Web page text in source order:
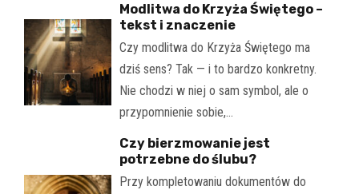
Modlitwa do Krzyża Świętego –
tekst i znaczenie
Czy modlitwa do Krzyża Świętego ma
dziś sens? Tak — i to bardzo konkretny.
Nie chodzi w niej o sam symbol, ale o
przypomnienie sobie,…
Czy bierzmowanie jest
potrzebne do ślubu?
Przy kompletowaniu dokumentów do